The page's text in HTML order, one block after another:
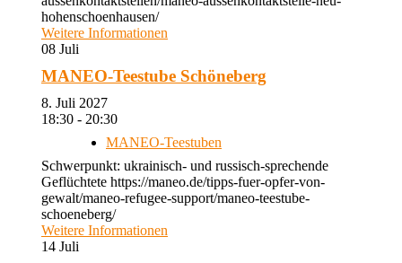
hohenschoenhausen/
Weitere Informationen
08 Juli
MANEO-Teestube Schöneberg
8. Juli 2027
18:30 - 20:30
MANEO-Teestuben
Schwerpunkt: ukrainisch- und russisch-sprechende
Geflüchtete https://maneo.de/tipps-fuer-opfer-von-
gewalt/maneo-refugee-support/maneo-teestube-
schoeneberg/
Weitere Informationen
14 Juli